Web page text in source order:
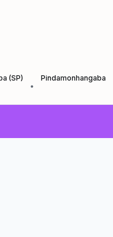
Pindamonhangaba lança